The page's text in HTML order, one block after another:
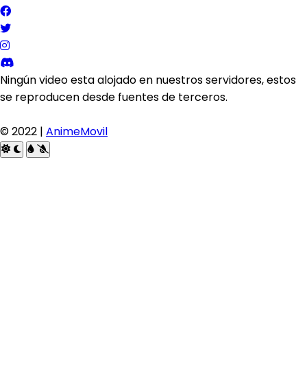
Ningún video esta alojado en nuestros servidores, estos
se reproducen desde fuentes de terceros.
© 2022 | AnimeMovil